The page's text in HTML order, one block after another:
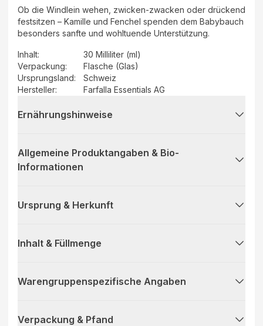
Ob die Windlein wehen, zwicken-zwacken oder drückend
festsitzen – Kamille und Fenchel spenden dem Babybauch
besonders sanfte und wohltuende Unterstützung.
Inhalt:
30 Milliliter (ml)
Verpackung:
Flasche (Glas)
Ursprungsland:
Schweiz
Hersteller: Farfalla Essentials AG
Ernährungshinweise
Allgemeine Produktangaben & Bio-
Informationen
Ursprung & Herkunft
Inhalt & Füllmenge
Warengruppenspezifische Angaben
Verpackung & Pfand